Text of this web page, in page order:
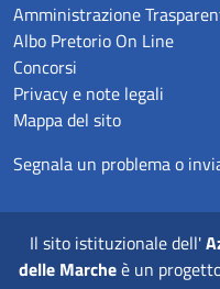
Amministrazione
Albo Pretorio On Line
Concorsi
Privacy e note legali
Mappa del sito
Segnala un problema o
Il sito istituzionale dell'
delle Marcheè un